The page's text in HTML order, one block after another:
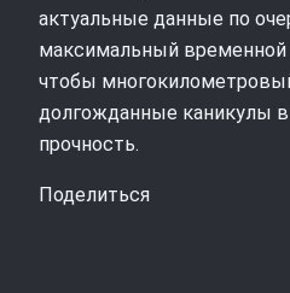
актуальные данные по
максимальный временной
чтобы
долгожданные каникулы
прочность.
Поделиться